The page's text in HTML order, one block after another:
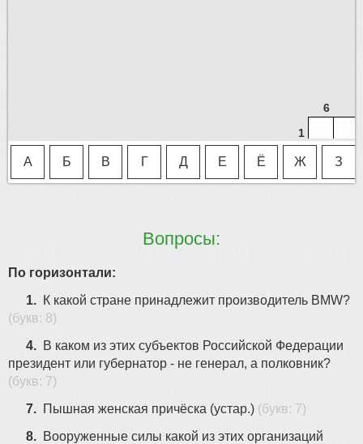
А Б В Г Д Е Ё Ж З
6
1
12
15
Вопросы:
По горизонтали:
1. К какой стране принадлежит производитель BMW?
(букв: 8)
4. В каком из этих субъектов Российской Федерации
президент или губернатор - не генерал, а полковник?
(букв: 7)
7. Пышная женская причёска (устар.) (букв: 7)
8. Вооруженные силы какой из этих организаций